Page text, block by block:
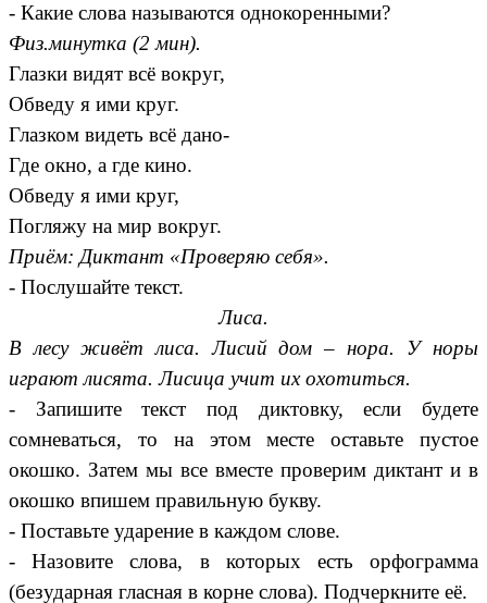
- Какие слова называются однокоренными?
Физ.минутка (2 мин).
Глазки видят всё вокруг,
Обведу я ими круг.
Глазком видеть всё дано-
Где окно, а где кино.
Обведу я ими круг,
Погляжу на мир вокруг.
Приём: Диктант «Проверяю себя».
- Послушайте текст.
Лиса.
В лесу живёт лиса. Лисий дом – нора. У норы
играют лисята. Лисица учит их охотиться.
- Запишите текст под диктовку, если будете
сомневаться, то на этом месте оставьте пустое
окошко. Затем мы все вместе проверим диктант и в
окошко впишем правильную букву.
- Поставьте ударение в каждом слове.
- Назовите слова, в которых есть орфограмма
(безударная гласная в корне слова). Подчеркните её.